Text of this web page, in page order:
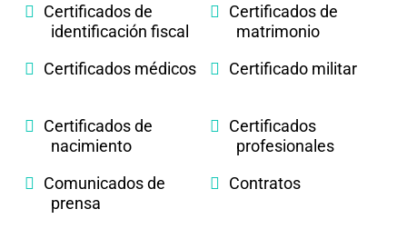
Certificados de
identificación fiscal
Certificados de
matrimonio
Certificados médicos
Certificado militar
Certificados de
nacimiento
Certificados
profesionales
Comunicados de
prensa
Contratos